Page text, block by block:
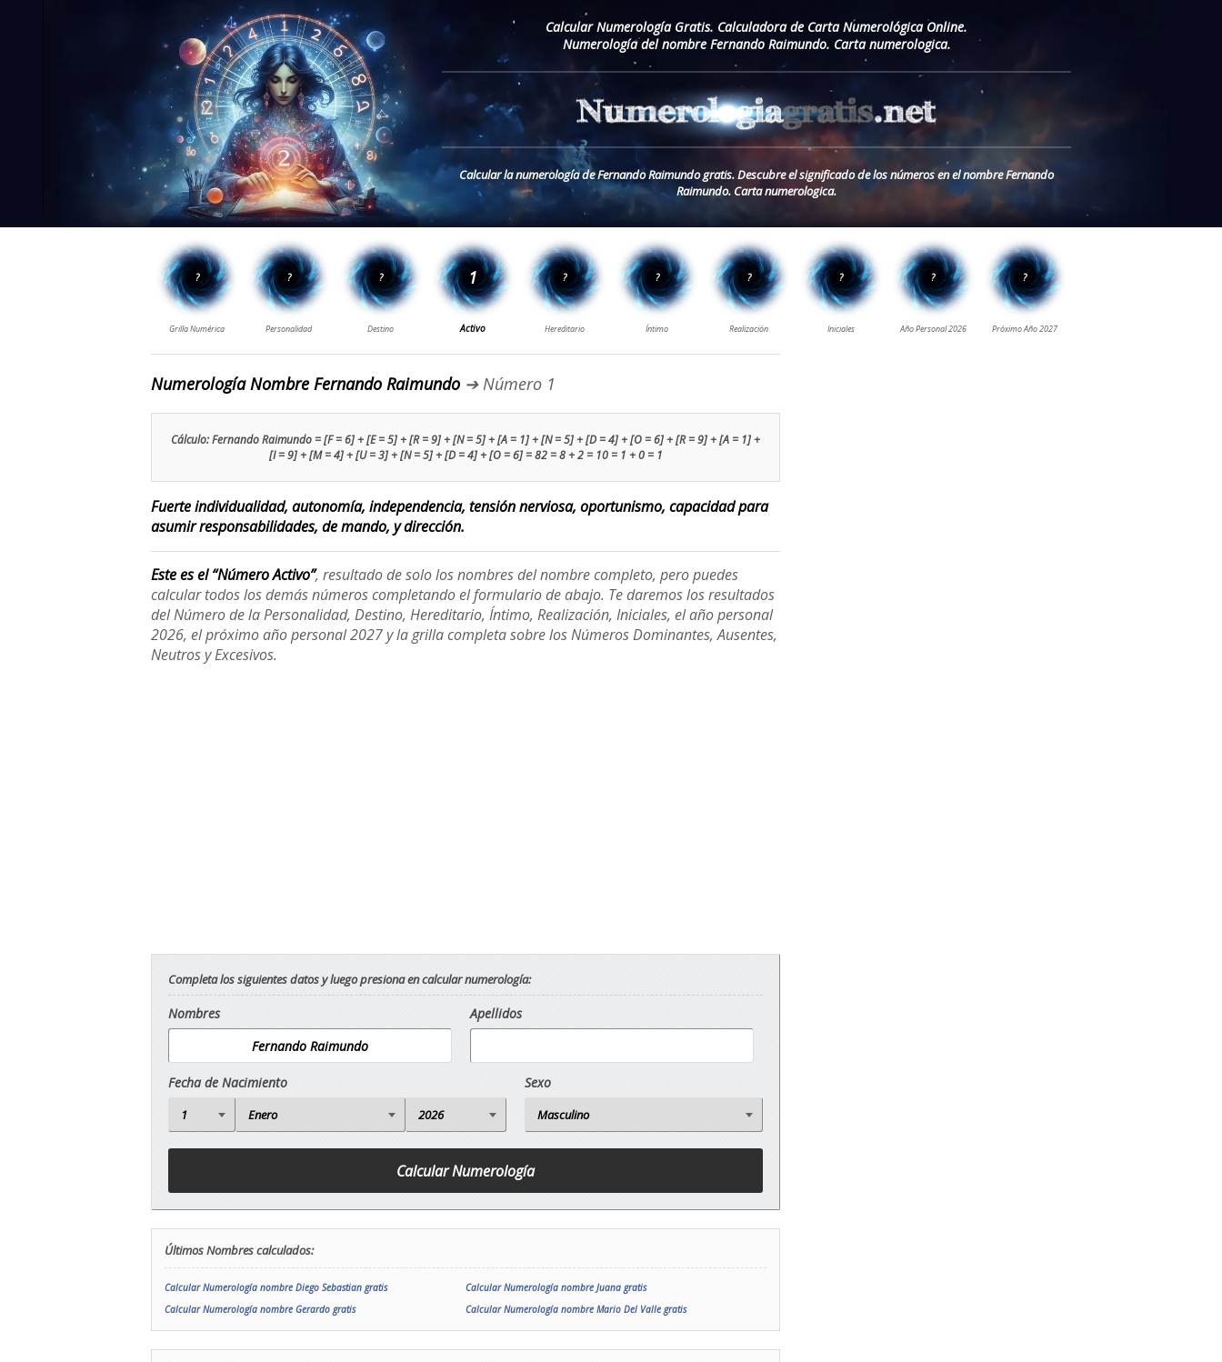
Calcular Numerología Gratis. Calculadora de Carta Numerológica Online.
Numerología del nombre Fernando Raimundo. Carta numerologica.
Calcular la numerología de Fernando Raimundo gratis. Descubre el significado de los números en el nombre Fernando
Raimundo. Carta numerologica.
Numerología Nombre Fernando Raimundo ➔ Número 1
Cálculo: Fernando Raimundo = [F = 6] + [E = 5] + [R = 9] + [N = 5] + [A = 1] + [N = 5] + [D = 4] + [O = 6] + [R = 9] + [A = 1] +
[I = 9] + [M = 4] + [U = 3] + [N = 5] + [D = 4] + [O = 6] = 82 = 8 + 2 = 10 = 1 + 0 = 1
Fuerte individualidad, autonomía, independencia, tensión nerviosa, oportunismo, capacidad para
asumir responsabilidades, de mando, y dirección.
Este es el “Número Activo”, resultado de solo los nombres del nombre completo, pero puedes
calcular todos los demás números completando el formulario de abajo. Te daremos los resultados
del Número de la Personalidad, Destino, Hereditario, Íntimo, Realización, Iniciales, el año personal
2026, el próximo año personal 2027 y la grilla completa sobre los Números Dominantes, Ausentes,
Neutros y Excesivos.
Completa los siguientes datos y luego presiona en calcular numerología:
Nombres Apellidos
Fecha de Nacimiento Sexo
Últimos Nombres calculados:
Calcular Numerología nombre Diego Sebastian gratis
Calcular Numerología nombre Juana gratis
Calcular Numerología nombre Gerardo gratis
Calcular Numerología nombre Mario Del Valle gratis